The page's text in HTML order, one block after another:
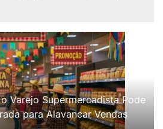
Varejo Supermercadista Pode
para Alavancar Vendas